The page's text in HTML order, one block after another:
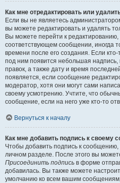
Как мне отредактировать или
Если вы не являетесь
вы можете редактировать и удалять
Вы можете перейти к редактированию,
соответствующем сообщении, иногда
времени после его создания. Если
под ним появится небольшая надпись,
правок, а также дату и время
появляется, если сообщение
модератор, хотя они могут сами
своему усмотрению. Учтите, что
сообщение, если на него уже кто-то
Вернуться к началу
Как мне добавить подпись к своему
Чтобы добавить подпись к
личном разделе. После этого вы
Присоединить подпись в форме
добавилась. Вы также можете
умолчанию ко всем вашим